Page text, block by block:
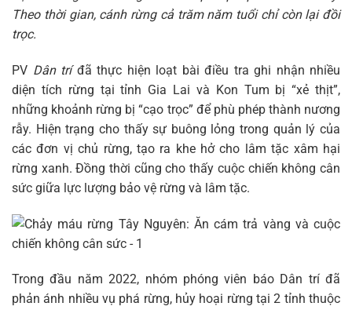
Theo thời gian, cánh rừng cả trăm năm tuổi chỉ còn lại đồi
trọc.
PV Dân tríđã thực hiện loạt bài điều tra ghi nhận nhiều
diện tích rừng tại tỉnh Gia Lai và Kon Tum bị “xẻ thịt”,
những khoảnh rừng bị “cạo trọc” để phù phép thành nương
rẫy. Hiện trạng cho thấy sự buông lỏng trong quản lý của
các đơn vị chủ rừng, tạo ra khe hở cho lâm tặc xâm hại
rừng xanh. Đồng thời cũng cho thấy cuộc chiến không cân
sức giữa lực lượng bảo vệ rừng và lâm tặc.
Trong đầu năm 2022, nhóm phóng viên báo Dân trí đã
phản ánh nhiều vụ phá rừng, hủy hoại rừng tại 2 tỉnh thuộc